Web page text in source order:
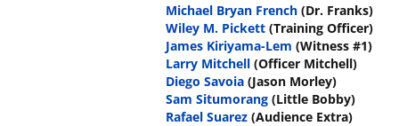
Michael Bryan French (Dr. Franks)
Wiley M. Pickett (Training Officer)
James Kiriyama-Lem (Witness #1)
Larry Mitchell (Officer Mitchell)
Diego Savoia (Jason Morley)
Sam Situmorang (Little Bobby)
Rafael Suarez (Audience Extra)